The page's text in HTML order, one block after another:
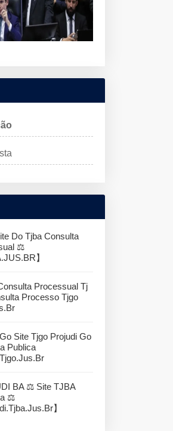
Do Tjba Consulta
⚖️
】
Processual Tj
Processo Tjgo
Site Tjgo Projudi Go
Publica
BA ⚖️ Site TJBA
⚖️
】